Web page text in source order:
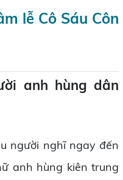
lễ Cô Sáu Côn
anh hùng dân
người nghĩ ngay đến
anh hùng kiên trung